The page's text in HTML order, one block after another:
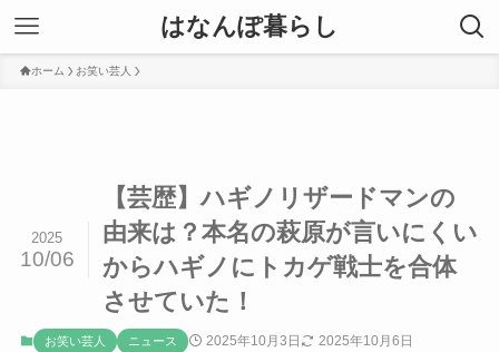
はなんぽ暮らし
ホーム お笑い芸人
【芸歴】ハギノリザードマンの
由来は？本名の萩原が言いにくい
からハギノにトカゲ戦士を合体
させていた！
2025
10/06
お笑い芸人 ニュース 2025年10月3日 2025年10月6日